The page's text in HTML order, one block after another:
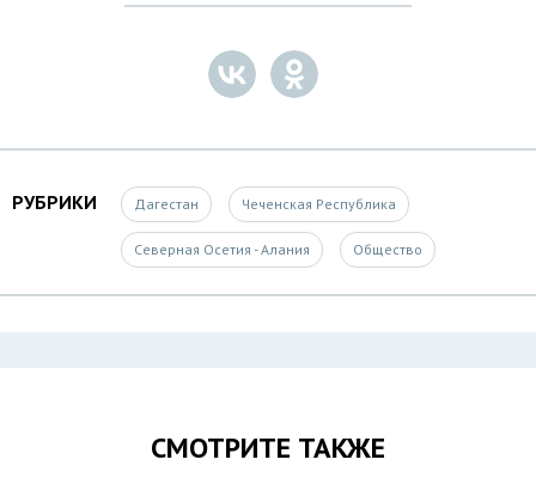
РУБРИКИ Дагестан Чеченская Республика
Северная Осетия - Алания Общество
СМОТРИТЕ ТАКЖЕ